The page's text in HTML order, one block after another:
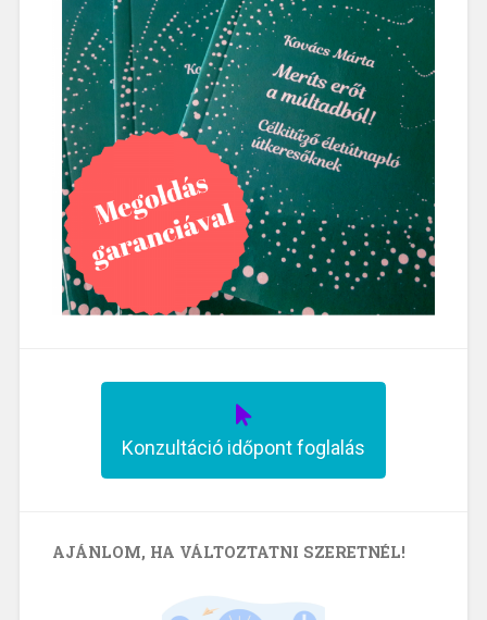
Konzultáció időpont foglalás
AJÁNLOM, HA VÁLTOZTATNI SZERETNÉL!